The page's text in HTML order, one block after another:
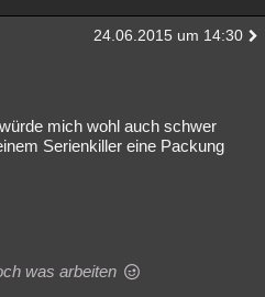
24.06.2015 um 14:30
mich wohl auch schwer
Serienkiller eine Packung
was arbeiten